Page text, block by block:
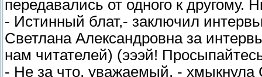
передавались от одного к другому.
- Истинный блат,- заключил
Светлана Александровна за
нам читателей) (эээй!
- Не за что, уважаемый, - хмыкнула